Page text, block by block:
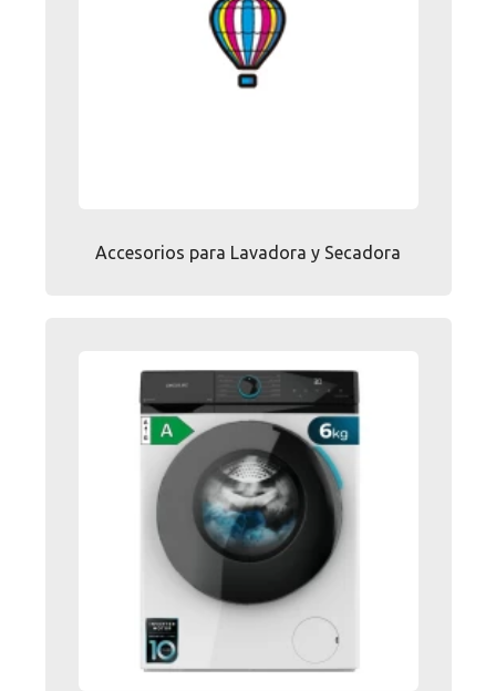
Recibe nuestras promociones y ofertas suscribiéndote a nuestro
boletin de noticias
Accesorios para Lavadora y Secadora